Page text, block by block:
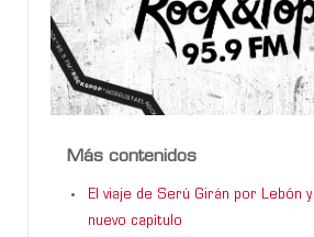
Más contenidos
El viaje de Serú Girán por Lebón
nuevo capítulo